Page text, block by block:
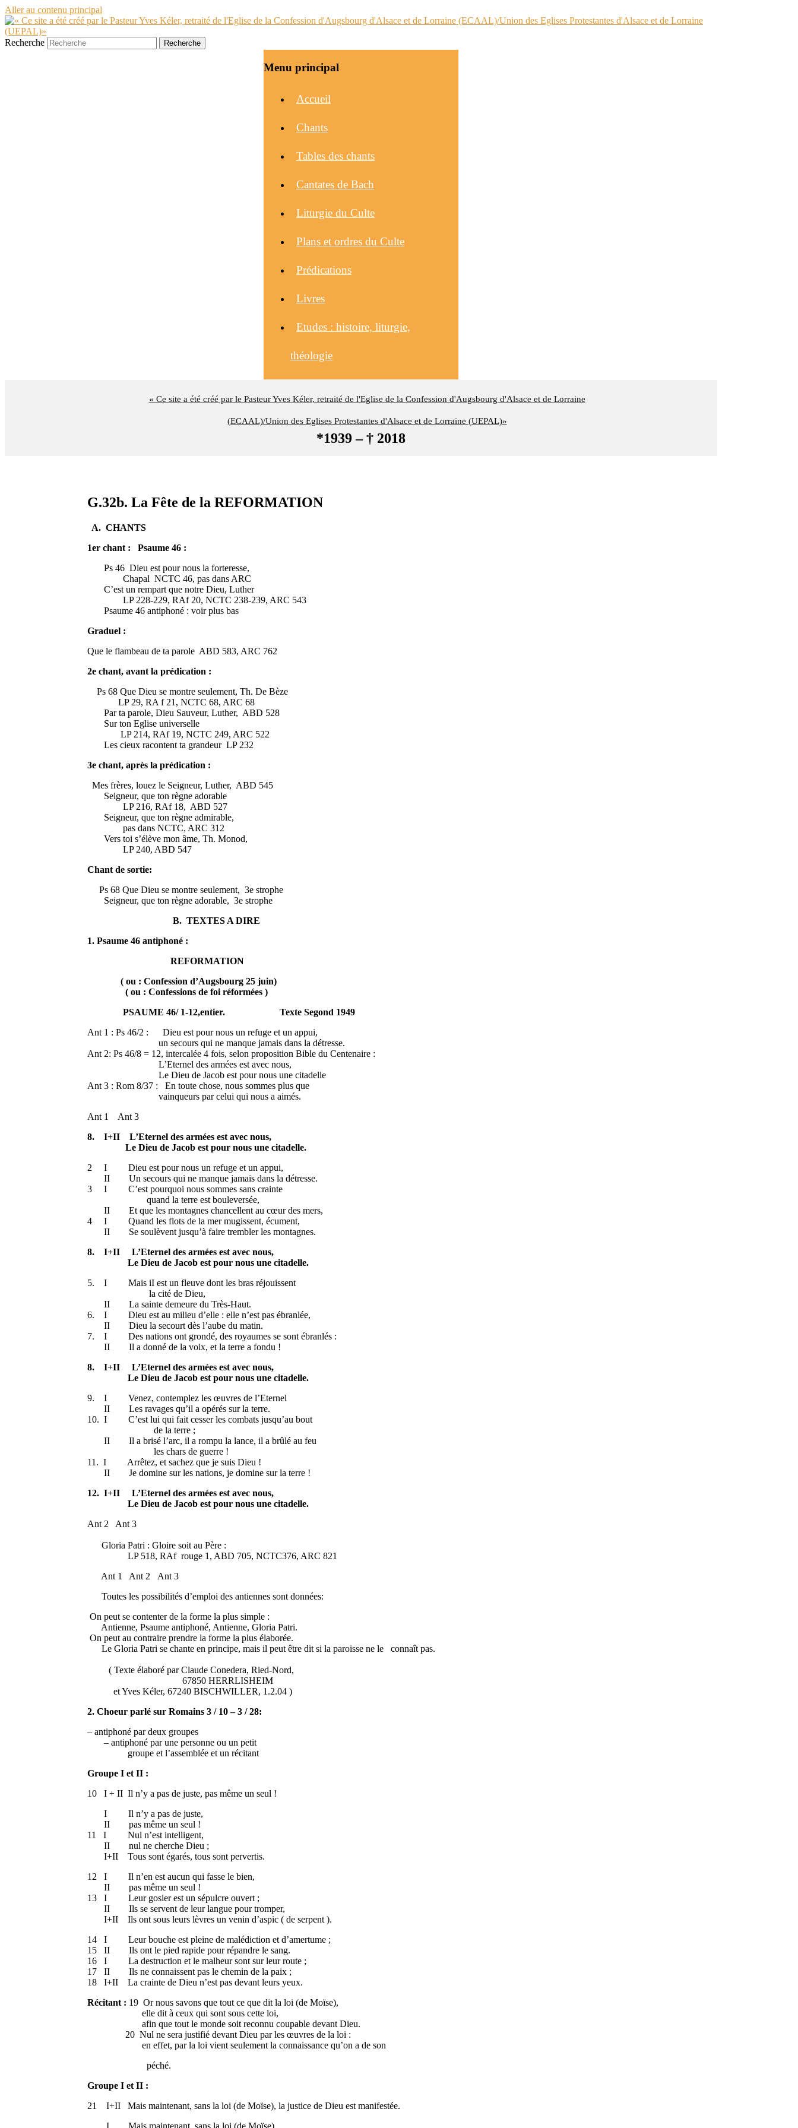
Aller au contenu principal
« Ce site a été créé par le Pasteur Yves Kéler, retraité de l'Eglise de la Confession d'Augsbourg d'Alsace et de Lorraine
(ECAAL)/Union des Eglises Protestantes d'Alsace et de Lorraine (UEPAL)»
*1939 – † 2018
Recherche
Menu principal
Accueil
Chants
Tables des chants
Cantates de Bach
Liturgie du Culte
Plans et ordres du Culte
Prédications
Livres
Etudes : histoire, liturgie,
théologie
G.32b. La Fête de la REFORMATION
A. CHANTS
1er chant : Psaume 46 :
Ps 46 Dieu est pour nous la forteresse,
Chapal NCTC 46, pas dans ARC
C’est un rempart que notre Dieu, Luther
LP 228-229, RAf 20, NCTC 238-239, ARC 543
Psaume 46 antiphoné : voir plus bas
Graduel :
Que le flambeau de ta parole ABD 583, ARC 762
2e chant, avant la prédication :
Ps 68 Que Dieu se montre seulement, Th. De Bèze
LP 29, RA f 21, NCTC 68, ARC 68
Par ta parole, Dieu Sauveur, Luther, ABD 528
Sur ton Eglise universelle
LP 214, RAf 19, NCTC 249, ARC 522
Les cieux racontent ta grandeur LP 232
3e chant, après la prédication :
Mes frères, louez le Seigneur, Luther, ABD 545
Seigneur, que ton règne adorable
LP 216, RAf 18, ABD 527
Seigneur, que ton règne admirable,
pas dans NCTC, ARC 312
Vers toi s’élève mon âme, Th. Monod,
LP 240, ABD 547
Chant de sortie:
Ps 68 Que Dieu se montre seulement, 3e strophe
Seigneur, que ton règne adorable, 3e strophe
B. TEXTES A DIRE
1. Psaume 46 antiphoné :
REFORMATION
( ou : Confession d’Augsbourg 25 juin)
( ou : Confessions de foi réformées )
PSAUME 46/ 1-12,entier. Texte Segond 1949
Ant 1 : Ps 46/2 : Dieu est pour nous un refuge et un appui,
un secours qui ne manque jamais dans la détresse.
Ant 2: Ps 46/8 = 12, intercalée 4 fois, selon proposition Bible du Centenaire :
L’Eternel des armées est avec nous,
Le Dieu de Jacob est pour nous une citadelle
Ant 3 : Rom 8/37 : En toute chose, nous sommes plus que
vainqueurs par celui qui nous a aimés.
Ant 1 Ant 3
8. I+II L’Eternel des armées est avec nous,
Le Dieu de Jacob est pour nous une citadelle.
2 I Dieu est pour nous un refuge et un appui,
II Un secours qui ne manque jamais dans la détresse.
3 I C’est pourquoi nous sommes sans crainte
quand la terre est bouleversée,
II Et que les montagnes chancellent au cœur des mers,
4 I Quand les flots de la mer mugissent, écument,
II Se soulèvent jusqu’à faire trembler les montagnes.
8. I+II L’Eternel des armées est avec nous,
Le Dieu de Jacob est pour nous une citadelle.
5. I Mais iI est un fleuve dont les bras réjouissent
la cité de Dieu,
II La sainte demeure du Très-Haut.
6. I Dieu est au milieu d’elle : elle n’est pas ébranlée,
II Dieu la secourt dès l’aube du matin.
7. I Des nations ont grondé, des royaumes se sont ébranlés :
II Il a donné de la voix, et la terre a fondu !
8. I+II L’Eternel des armées est avec nous,
Le Dieu de Jacob est pour nous une citadelle.
9. I Venez, contemplez les œuvres de l’Eternel
II Les ravages qu’il a opérés sur la terre.
10. I C’est lui qui fait cesser les combats jusqu’au bout
de la terre ;
II Il a brisé l’arc, il a rompu la lance, il a brûlé au feu
les chars de guerre !
11. I Arrêtez, et sachez que je suis Dieu !
II Je domine sur les nations, je domine sur la terre !
12. I+II L’Eternel des armées est avec nous,
Le Dieu de Jacob est pour nous une citadelle.
Ant 2 Ant 3
Gloria Patri : Gloire soit au Père :
LP 518, RAf rouge 1, ABD 705, NCTC376, ARC 821
Ant 1 Ant 2 Ant 3
Toutes les possibilités d’emploi des antiennes sont données:
On peut se contenter de la forme la plus simple :
Antienne, Psaume antiphoné, Antienne, Gloria Patri.
On peut au contraire prendre la forme la plus élaborée.
Le Gloria Patri se chante en principe, mais il peut être dit si la paroisse ne le connaît pas.
( Texte élaboré par Claude Conedera, Ried-Nord,
67850 HERRLISHEIM
et Yves Kéler, 67240 BISCHWILLER, 1.2.04 )
2. Choeur parlé sur Romains 3 / 10 – 3 / 28:
– antiphoné par deux groupes
– antiphoné par une personne ou un petit
groupe et l’assemblée et un récitant
Groupe I et II :
10 I + II Il n’y a pas de juste, pas même un seul !
I Il n’y a pas de juste,
II pas même un seul !
11 I Nul n’est intelligent,
II nul ne cherche Dieu ;
I+II Tous sont égarés, tous sont pervertis.
12 I Il n’en est aucun qui fasse le bien,
II pas même un seul !
13 I Leur gosier est un sépulcre ouvert ;
II Ils se servent de leur langue pour tromper,
I+II Ils ont sous leurs lèvres un venin d’aspic ( de serpent ).
14 I Leur bouche est pleine de malédiction et d’amertume ;
15 II Ils ont le pied rapide pour répandre le sang.
16 I La destruction et le malheur sont sur leur route ;
17 II Ils ne connaissent pas le chemin de la paix ;
18 I+II La crainte de Dieu n’est pas devant leurs yeux.
Récitant : 19 Or nous savons que tout ce que dit la loi (de Moïse),
elle dit à ceux qui sont sous cette loi,
afin que tout le monde soit reconnu coupable devant Dieu.
20 Nul ne sera justifié devant Dieu par les œuvres de la loi :
en effet, par la loi vient seulement la connaissance qu’on a de son
péché.
Groupe I et II :
21 I+II Mais maintenant, sans la loi (de Moïse), la justice de Dieu est manifestée.